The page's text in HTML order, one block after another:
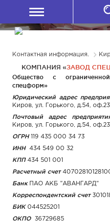
Контактная информация.
КОМПАНИЯ «ЗАВОД
Общество с
спецформ»
Юридический адрес
Киров, ул. Горького, д.54, оф.23
Почтовый адрес
Киров, ул. Горького, д.54, оф.23
ОГРН119 435 000 34 73
ИНН 434 549 00 32
КПП434 501 001
Расчетный счет
БанкПАО АКБ "АВАНГАРД"
Корреспондентский счет
БИК 044525201
ОКПО36729685